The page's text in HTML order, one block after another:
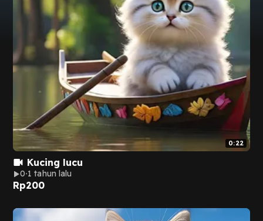
0:22
Kucing lucu
0 1 tahun lalu
Rp200